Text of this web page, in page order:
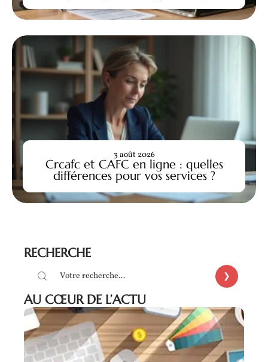
Crcafc et CAFC en ligne : quelles
différences pour vos services ?
3 août 2026
RECHERCHE
AU CŒUR DE L’ACTU